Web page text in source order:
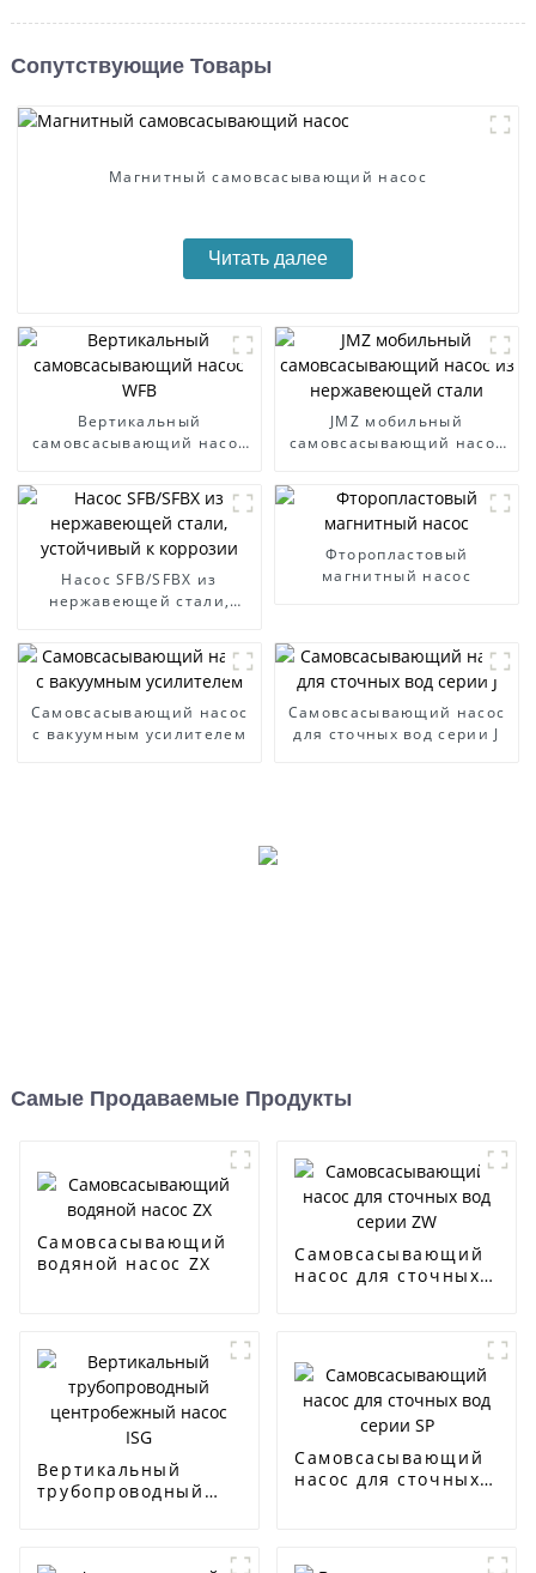
Сопутствующие Товары
Магнитный самовсасывающий насос
Читать далее
Вертикальный
самовсасывающий насос
JMZ мобильный
самовсасывающий насос
Насос SFB/SFBX из
нержавеющей стали,
Фторопластовый
магнитный насос
Самовсасывающий насос
с вакуумным усилителем
Самовсасывающий насос
для сточных вод серии J
Самые Продаваемые Продукты
Самовсасывающий
водяной насос ZX
Самовсасывающий
насос для сточных
Вертикальный
трубопроводный
Самовсасывающий
насос для сточных